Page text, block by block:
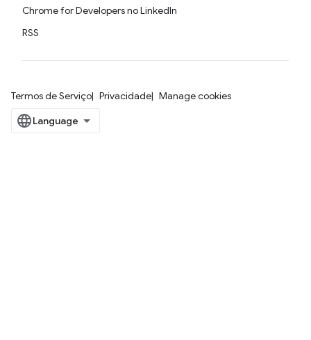
Chrome for Developers no LinkedIn
RSS
Termos de Serviço Privacidade Manage cookies